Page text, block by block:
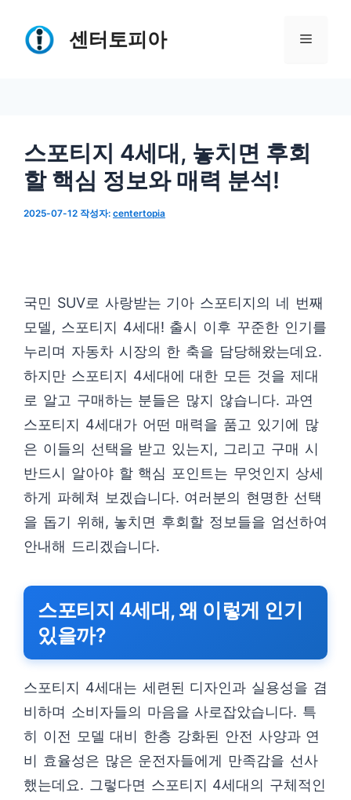
센터토피아 메
스포티지 4세대, 놓치면 후회
할 핵심 정보와 매력 분석!
2025-07-12 작성자: centertopia
국민 SUV로 사랑받는 기아 스포티지의 네 번째
모델, 스포티지 4세대! 출시 이후 꾸준한 인기를
누리며 자동차 시장의 한 축을 담당해왔는데요.
하지만 스포티지 4세대에 대한 모든 것을 제대
로 알고 구매하는 분들은 많지 않습니다. 과연
스포티지 4세대가 어떤 매력을 품고 있기에 많
은 이들의 선택을 받고 있는지, 그리고 구매 시
반드시 알아야 할 핵심 포인트는 무엇인지 상세
하게 파헤쳐 보겠습니다. 여러분의 현명한 선택
을 돕기 위해, 놓치면 후회할 정보들을 엄선하여
안내해 드리겠습니다.
스포티지 4세대, 왜 이렇게 인기
있을까?
스포티지 4세대는 세련된 디자인과 실용성을 겸
비하며 소비자들의 마음을 사로잡았습니다. 특
히 이전 모델 대비 한층 강화된 안전 사양과 연
비 효율성은 많은 운전자들에게 만족감을 선사
했는데요. 그렇다면 스포티지 4세대의 구체적인